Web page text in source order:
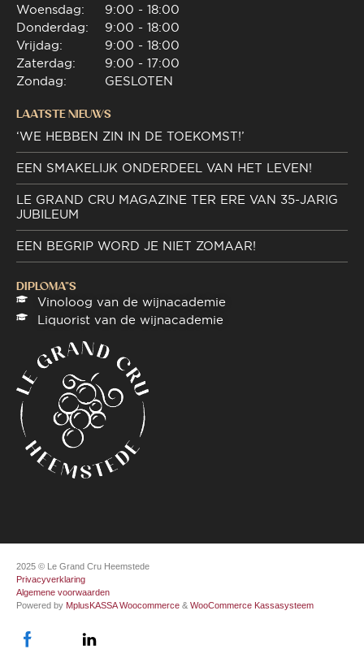
Woensdag:
Donderdag:
Vrijdag:
Zaterdag:
Zondag:
9:00 - 18:00
9:00 - 18:00
9:00 - 18:00
9:00 - 17:00
GESLOTEN
LAATSTE NIEUWS
‘WE HEBBEN ZIN IN DE TOEKOMST!’
EEN SMAKELIJK ONDERDEEL VAN HET LEVEN!
LE GRAND CRU MAGAZINE TER ERE VAN 35-JARIG
JUBILEUM
EEN BEGRIP WORD JE NIET ZOMAAR!
DIPLOMA"S
Vinoloog van de wijnacademie
Liquorist van de wijnacademie
2025 © Le Grand Cru Heemstede
Privacyverklaring
Algemene voorwaarden
Powered by MplusKASSA Woocommerce & WooCommerce Kassasysteem